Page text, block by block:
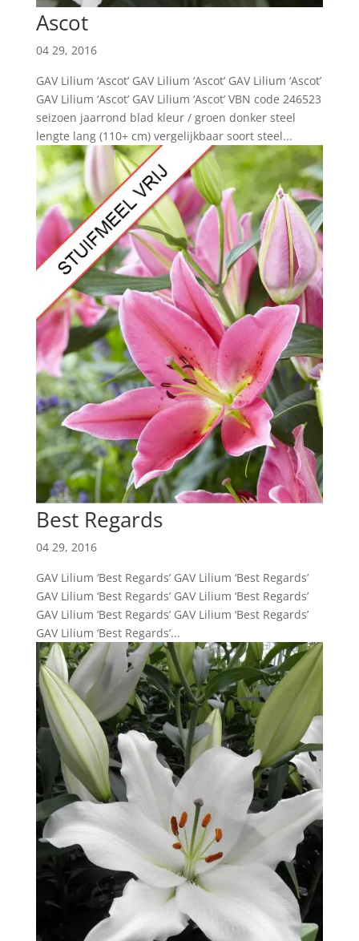
Ascot
04 29, 2016
GAV Lilium ‘Ascot’ GAV Lilium ‘Ascot’ GAV Lilium ‘Ascot’
GAV Lilium ‘Ascot’ GAV Lilium ‘Ascot’ VBN code 246523
seizoen jaarrond blad kleur / groen donker steel
lengte lang (110+ cm) vergelijkbaar soort steel...
Best Regards
04 29, 2016
GAV Lilium ‘Best Regards’ GAV Lilium ‘Best Regards’
GAV Lilium ‘Best Regards’ GAV Lilium ‘Best Regards’
GAV Lilium ‘Best Regards’ GAV Lilium ‘Best Regards’
GAV Lilium ‘Best Regards’...